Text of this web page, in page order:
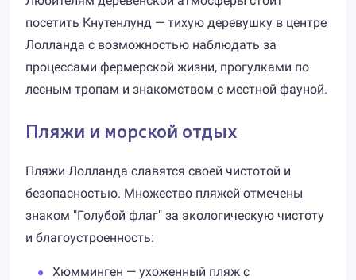
посетить Кнутенлунд — тихую деревушку в центре
Лолланда с возможностью наблюдать за
процессами фермерской жизни, прогулками по
лесным тропам и знакомством с местной фауной.
Пляжи и морской отдых
Пляжи Лолланда славятся своей чистотой и
безопасностью. Множество пляжей отмечены
знаком "Голубой флаг" за экологическую чистоту
и благоустроенность:
Хюмминген — ухоженный пляж с